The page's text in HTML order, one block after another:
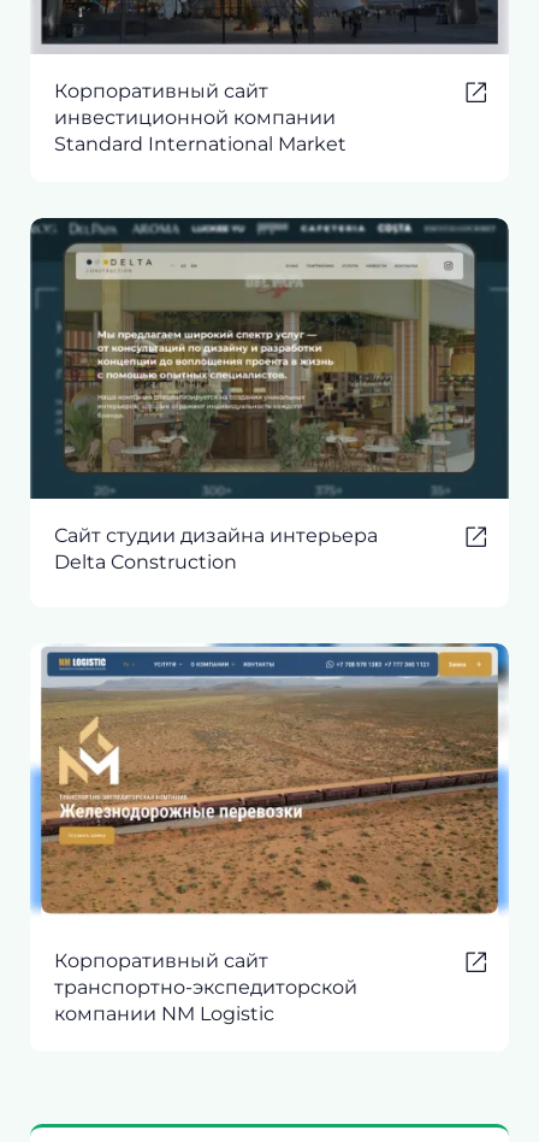
Корпоративный сайт
инвестиционной компании
Standard International Market
Сайт студии дизайна интерьера
Delta Construction
Корпоративный сайт
транспортно-экспедиторской
компании NM Logistic